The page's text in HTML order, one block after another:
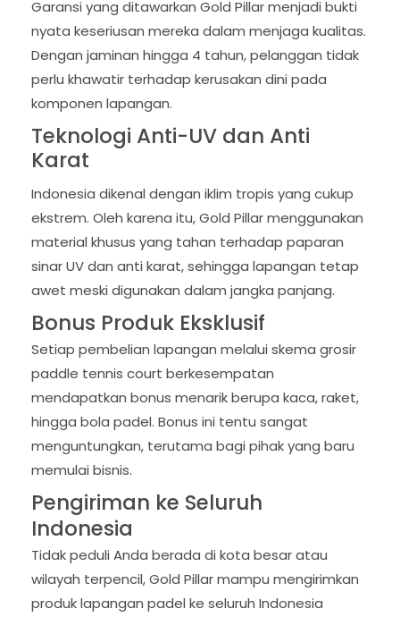
Garansi yang ditawarkan Gold Pillar menjadi bukti
nyata keseriusan mereka dalam menjaga kualitas.
Dengan jaminan hingga 4 tahun, pelanggan tidak
perlu khawatir terhadap kerusakan dini pada
komponen lapangan.
Teknologi Anti-UV dan Anti
Karat
Indonesia dikenal dengan iklim tropis yang cukup
ekstrem. Oleh karena itu, Gold Pillar menggunakan
material khusus yang tahan terhadap paparan
sinar UV dan anti karat, sehingga lapangan tetap
awet meski digunakan dalam jangka panjang.
Bonus Produk Eksklusif
Setiap pembelian lapangan melalui skema grosir
paddle tennis court berkesempatan
mendapatkan bonus menarik berupa kaca, raket,
hingga bola padel. Bonus ini tentu sangat
menguntungkan, terutama bagi pihak yang baru
memulai bisnis.
Pengiriman ke Seluruh
Indonesia
Tidak peduli Anda berada di kota besar atau
wilayah terpencil, Gold Pillar mampu mengirimkan
produk lapangan padel ke seluruh Indonesia